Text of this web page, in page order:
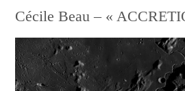
Cécile Beau – «